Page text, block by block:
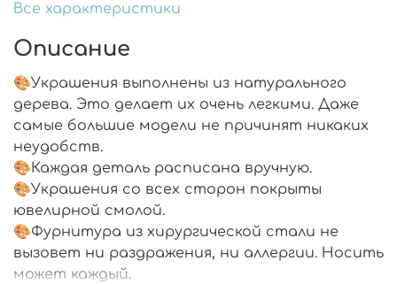
Все характеристики
Описание
🎨Украшения выполнены из натурального
дерева. Это делает их очень легкими. Даже
самые большие модели не причинят никаких
неудобств.
🎨Каждая деталь расписана вручную.
🎨Украшения со всех сторон покрыты
ювелирной смолой.
🎨Фурнитура из хирургической стали не
вызовет ни раздражения, ни аллергии. Носить
может каждый.